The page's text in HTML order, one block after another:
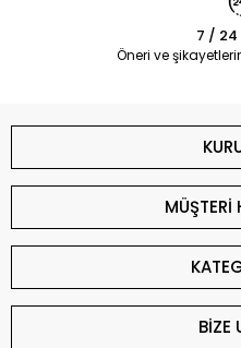
7 / 24
Öneri ve
MÜŞTERİ
BİZE